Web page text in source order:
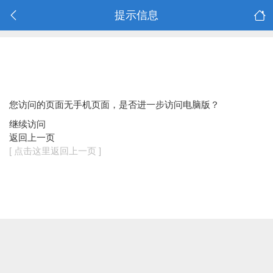
提示信息
您访问的页面无手机页面，是否进一步访问电脑版？
继续访问
返回上一页
[ 点击这里返回上一页 ]